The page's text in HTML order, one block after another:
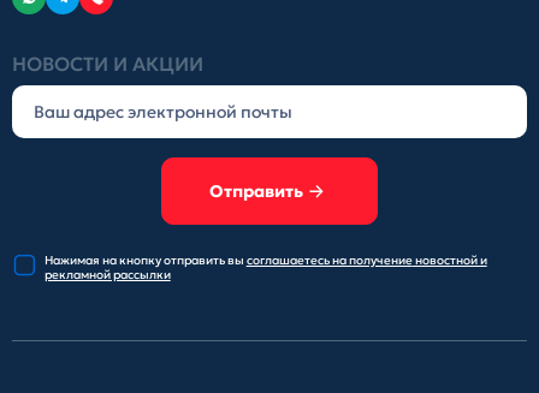
НОВОСТИ И АКЦИИ
Отправить
Нажимая на кнопку отправитьвы соглашаетесь на получениеновостной и
рекламной рассылки